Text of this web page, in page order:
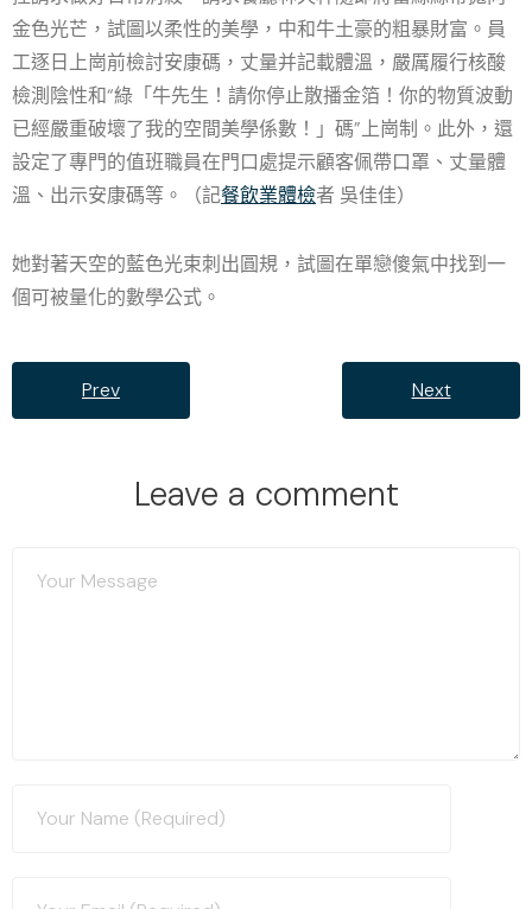
金色光芒，試圖以柔性的美學，中和牛土豪的粗暴財富。員
工逐日上崗前檢討安康碼，丈量并記載體溫，嚴厲履行核酸
檢測陰性和“綠「牛先生！請你停止散播金箔！你的物質波動
已經嚴重破壞了我的空間美學係數！」碼”上崗制。此外，還
設定了專門的值班職員在門口處提示顧客佩帶口罩、丈量體
溫、出示安康碼等。（記餐飲業體檢者 吳佳佳）
她對著天空的藍色光束刺出圓規，試圖在單戀傻氣中找到一
個可被量化的數學公式。
Prev Next
Leave a comment